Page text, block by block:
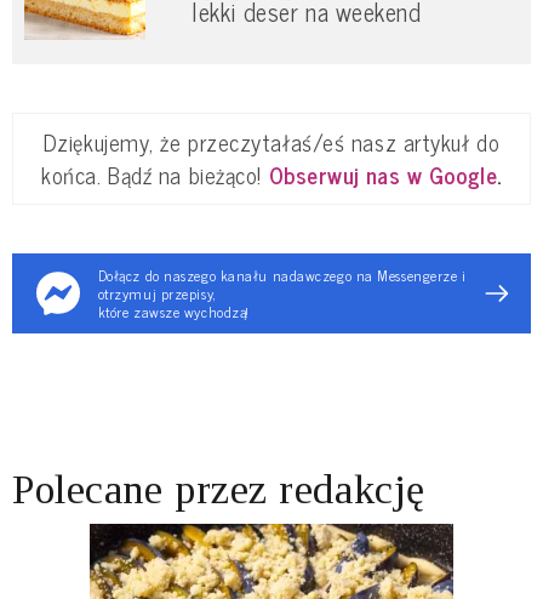
lekki deser na weekend
Dziękujemy, że przeczytałaś/eś nasz artykuł do
końca. Bądź na bieżąco! Obserwuj nas w Google.
Dołącz do naszego kanału nadawczego na Messengerze i
otrzymuj przepisy,
które zawsze wychodzą!
Polecane przez redakcję